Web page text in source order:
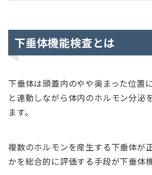
下垂体機能検査とは
下垂体は頭蓋内のやや奥まった位置
と連動しながら体内のホルモン分泌
ます。
複数のホルモンを産生する下垂体が
かを総合的に評価する手段が下垂体